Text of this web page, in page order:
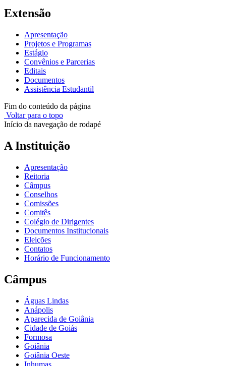
Extensão
Apresentação
Projetos e Programas
Estágio
Convênios e Parcerias
Editais
Documentos
Assistência Estudantil
Fim do conteúdo da página
Voltar para o topo
Início da navegação de rodapé
A Instituição
Apresentação
Reitoria
Câmpus
Conselhos
Comissões
Comitês
Colégio de Dirigentes
Documentos Institucionais
Eleições
Contatos
Horário de Funcionamento
Câmpus
Águas Lindas
Anápolis
Aparecida de Goiânia
Cidade de Goiás
Formosa
Goiânia
Goiânia Oeste
Inhumas